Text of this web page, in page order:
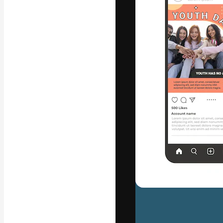
La plataforma
trabajo. Más
entre
estudios.
Español